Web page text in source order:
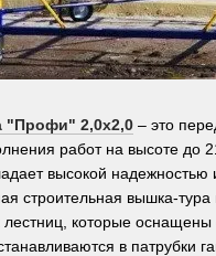
"Профи" 2,0х2,0 – это
работ на высоте до
высокой
строительная вышка-тура
которые оснащены
в патрубки